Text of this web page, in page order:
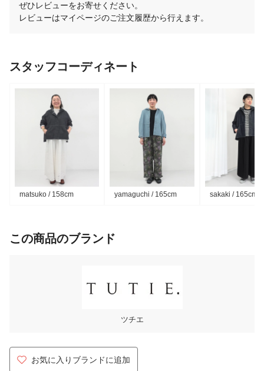
ぜひレビューをお寄せください。
レビューはマイページのご注文履歴から行えます。
スタッフコーディネート
matsuko / 158cm yamaguchi / 165cm sakaki / 165cm
この商品のブランド
ツチエ
お気に入りブランドに追加